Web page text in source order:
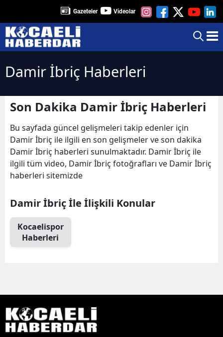
Gazeteler Videolar
Damir İbriç Haberleri
Son Dakika Damir İbriç Haberleri
Bu sayfada güncel gelişmeleri takip edenler için
Damir İbriç ile ilgili en son gelişmeler ve son dakika
Damir İbriç haberleri sunulmaktadır. Damir İbriç ile
ilgili tüm video, Damir İbriç fotoğrafları ve Damir İbriç
haberleri sitemizde
Damir İbriç İle İlişkili Konular
Kocaelispor
Haberleri